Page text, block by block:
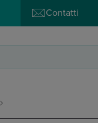
Contatti